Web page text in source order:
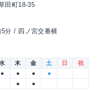
田町18-35
分 / 四ノ宮交番横
木 金 土 日
祝
● ● ●
●
● ●